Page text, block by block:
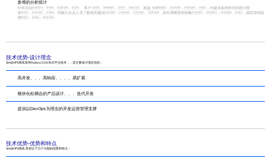
多维的分析统计
针对活动、、、、 客户 、、、、权益 分析，，，，均提供多种样式的统计图
表，，，供银行从业人员了解相关概况，，，，及时调整营销策略，，，，跟踪营销反
馈。。。
技术优势-设计理念
Sm@rtPS系统采用Galaxy3.0分布式平台技术，，其主要设计理念包括：
高并发、、、高响应、、、、易扩展
模块化松耦合的产品设计、、、迭代开发
提供以DevOps为理念的开发运营管理支撑
技术优势-优势和特点
Sm@rtPS系统 具有以下几个方面的优势和特点：